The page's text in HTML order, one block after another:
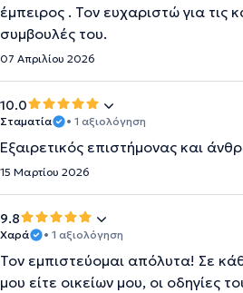
έμπειρος . Τον ευχαριστώ για τις
συμβουλές του.
07 Απριλίου 2026
10.0
Σταματία • 1 αξιολόγηση
Εξαιρετικός επιστήμονας και
15 Μαρτίου 2026
9.8
Χαρά • 1 αξιολόγηση
Τον εμπιστεύομαι απόλυτα! Σε
μου είτε οικείων μου, οι οδηγίες